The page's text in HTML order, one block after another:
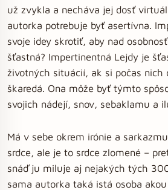
už zvykla a necháva jej dosť
autorka potrebuje byť asertívna.
svoje idey skrotiť, aby nad
šťastná? Impertinentná Lejdy je
životných situácií, ak si počas nich
škaredá. Ona môže byť týmto
svojich nádejí, snov, sebaklamu a
Má v sebe okrem irónie a
srdce, ale je to srdce zlomené –
snáď ju miluje aj nejakých tých
sama autorka taká istá osoba